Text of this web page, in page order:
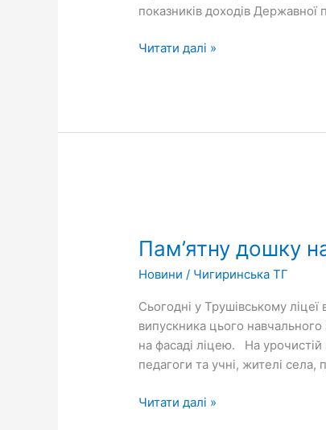
показників доходів Державної
Читати далі »
Пам’ятну дошку
Новини / Чигиринська ТГ
Сьогодні у Трушівському
випускника цього навчального
на фасаді ліцею. На урочистій
педагоги та учні, жителі села,
нашому
відкрили
у
Трушівському
старостаті
Читати далі »